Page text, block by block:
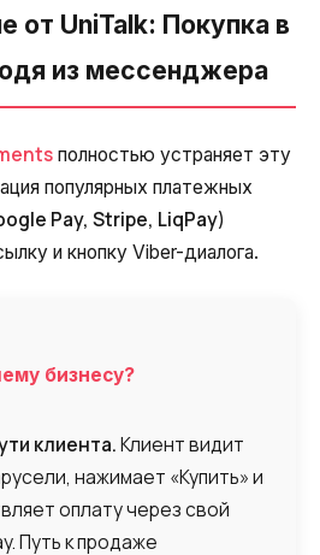
от UniTalk: Покупка в
из мессенджера
полностью устраняет эту
популярных платежных
Pay, Stripe, LiqPay)
и кнопку Viber-диалога.
бизнесу?
клиента.Клиент видит
нажимает «Купить» и
оплату через свой
Путь к продаже